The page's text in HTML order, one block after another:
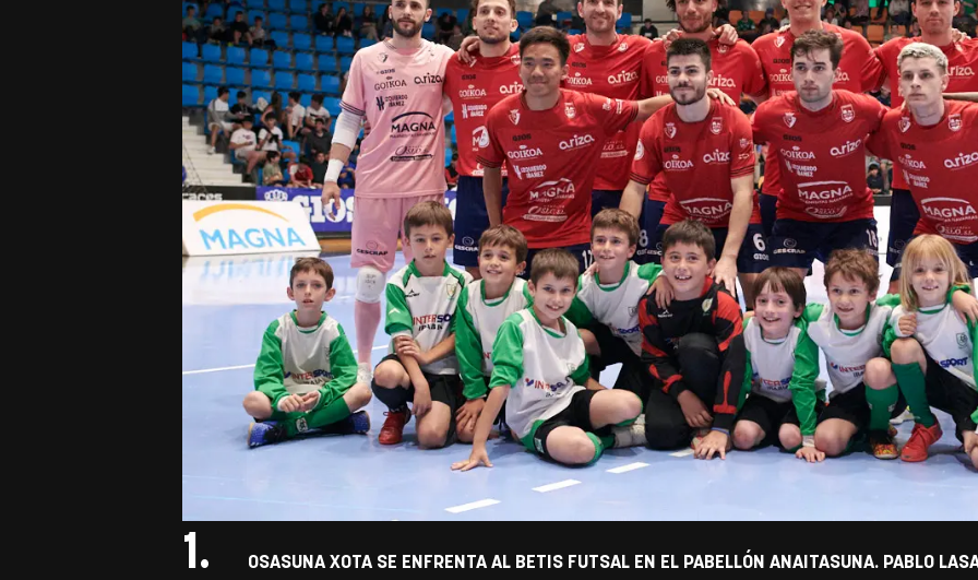
1. OSASUNA XOTA SE ENFRENTA AL BETIS FUTSAL EN EL PABELLÓN ANAITASUNA. PABLO